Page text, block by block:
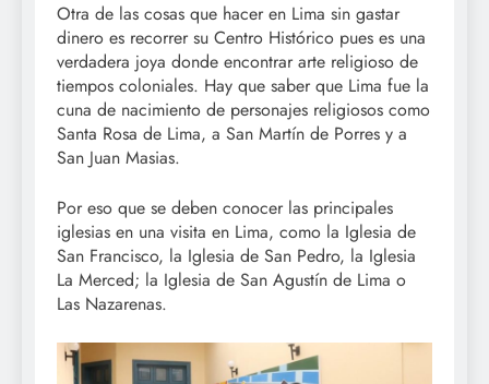
Otra de las cosas que hacer en Lima sin gastar
dinero es recorrer su Centro Histórico pues es una
verdadera joya donde encontrar arte religioso de
tiempos coloniales. Hay que saber que Lima fue la
cuna de nacimiento de personajes religiosos como
Santa Rosa de Lima, a San Martín de Porres y a
San Juan Masias.
Por eso que se deben conocer las principales
iglesias en una visita en Lima, como la Iglesia de
San Francisco, la Iglesia de San Pedro, la Iglesia
La Merced; la Iglesia de San Agustín de Lima o
Las Nazarenas.